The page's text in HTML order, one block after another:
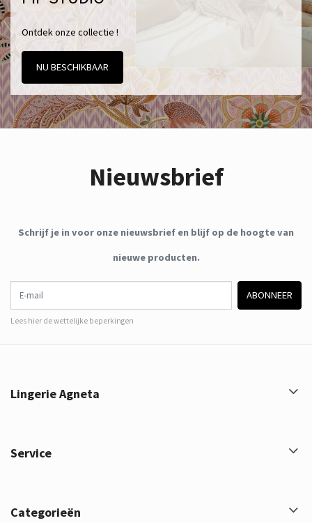
Ontdek onze collectie !
NU BESCHIKBAAR
Nieuwsbrief
Schrijf je in voor onze nieuwsbrief en blijf op de hoogte van
nieuwe producten.
ABONNEER
Lees hier de wettelijke beperkingen
Lingerie Agneta
Service
Categorieën